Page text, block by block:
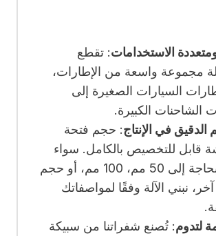
الاستخدامات: تقطع
مجموعة واسعة من الإطارات،
السيارات الصغيرة إلى
الشاحنات الكبيرة.
الدقيق في الإنتاج: حجم فتحة
قابل للتخصيص بالكامل. سواء
كنت بحاجة إلى 50 مم، 100 مم، أو حجم
نبني الآلة وفقًا لمواصفاتك
لتدوم: تُصنع شفراتنا من سبيكة